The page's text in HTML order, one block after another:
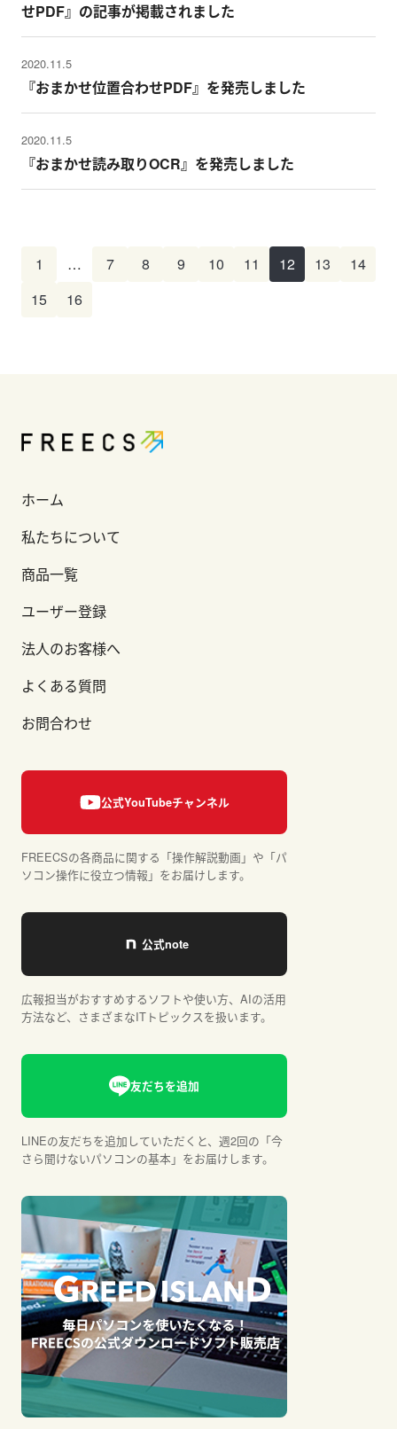
せPDF』の記事が掲載されました
2020.11.5
『おまかせ位置合わせPDF』を発売しました
2020.11.5
『おまかせ読み取りOCR』を発売しました
1 … 7 8 9 10 11 12 13
14
15
16
ホーム
私たちについて
商品一覧
ユーザー登録
法人のお客様へ
よくある質問
お問合わせ
FREECSの各商品に関する「操作解説動画」や「パ
ソコン操作に役立つ情報」をお届けします。
広報担当がおすすめするソフトや使い方、AIの活用
方法など、さまざまなITトピックスを扱います。
LINEの友だちを追加していただくと、週2回の「今
さら聞けないパソコンの基本」をお届けします。